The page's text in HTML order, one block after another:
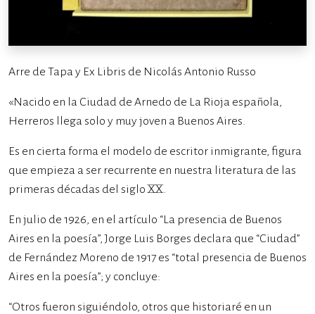
Arre de Tapa y Ex Libris de Nicolás Antonio Russo
«Nacido en la Ciudad de Arnedo de La Rioja española,
Herreros llega solo y muy joven a Buenos Aires.
Es en cierta forma el modelo de escritor inmigrante, figura
que empieza a ser recurrente en nuestra literatura de las
primeras décadas del siglo XX.
En julio de 1926, en el artículo “La presencia de Buenos
Aires en la poesía”, Jorge Luis Borges declara que “Ciudad”
de Fernández Moreno de 1917 es “total presencia de Buenos
Aires en la poesía”; y concluye:
“Otros fueron siguiéndolo, otros que historiaré en un